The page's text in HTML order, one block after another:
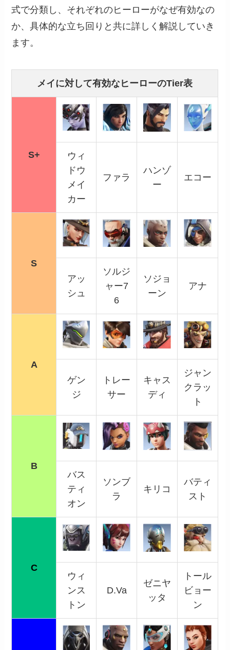
式で分類し、それぞれのヒーローがなぜ有効なの
か、具体的な立ち回りと共に詳しく解説していき
ます。
メイに対して有効なヒーローのTier表
S+
ウィ
ドウ
メイ
カー
ファラ
ハンゾ
ー
エコー
S
アッ
シュ
ソルジ
ャー7
6
ソジョ
ーン
アナ
A
ゲン
ジ
トレー
サー
キャス
ディ
ジャン
クラッ
ト
B
バス
ティ
オン
ソンブ
ラ
キリコ
バティ
スト
C
ウィ
ンス
トン
D.Va
ゼニヤ
ッタ
トール
ビョー
ン